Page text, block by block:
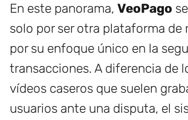
En este panorama, VeoPago
solo por ser otra plataforma de
por su enfoque único en la
transacciones. A diferencia de
vídeos caseros que suelen
usuarios ante una disputa, el